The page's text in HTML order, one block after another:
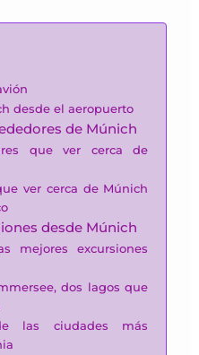
desde el aeropuerto
de Múnich
que ver cerca de
ver cerca de Múnich
desde Múnich
mejores excursiones
dos lagos que
las ciudades más